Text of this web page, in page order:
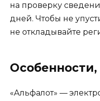
на проверку
дней. Чтобы не
не откладывайте
«Альфалот» —